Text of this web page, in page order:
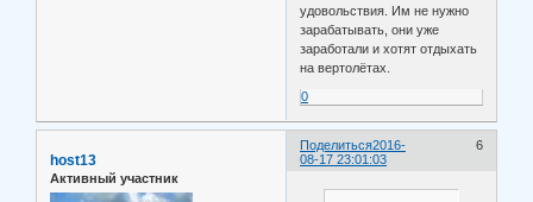
удовольствия. Им не нужно
зарабатывать, они уже
заработали и хотят отдыхать
на вертолётах.
0
Поделиться 6
2016-
08-17 23:01:03
host13
Активный участник